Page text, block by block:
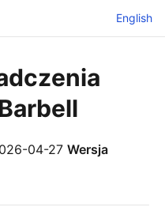
English
04-27 Wersja